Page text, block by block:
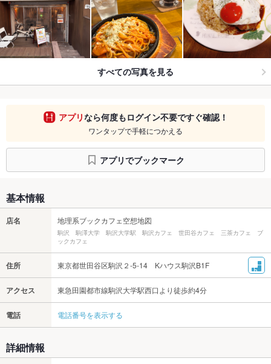
すべての写真を見る
アプリなら何度もログイン不要ですぐ確認！
ワンタップで手軽につかえる
アプリでブックマーク
基本情報
店名 地理系ブックカフェ空想地図
駒沢 駒澤大学 駒沢大学駅 駒沢カフェ 世田谷カフェ 三茶カフェ ブ
ックカフェ
住所 東京都世田谷区駒沢２-5-14 Kハウス駒沢B1F
アクセス 東急田園都市線駒沢大学駅西口より徒歩約4分
電話 電話番号を表示する
詳細情報